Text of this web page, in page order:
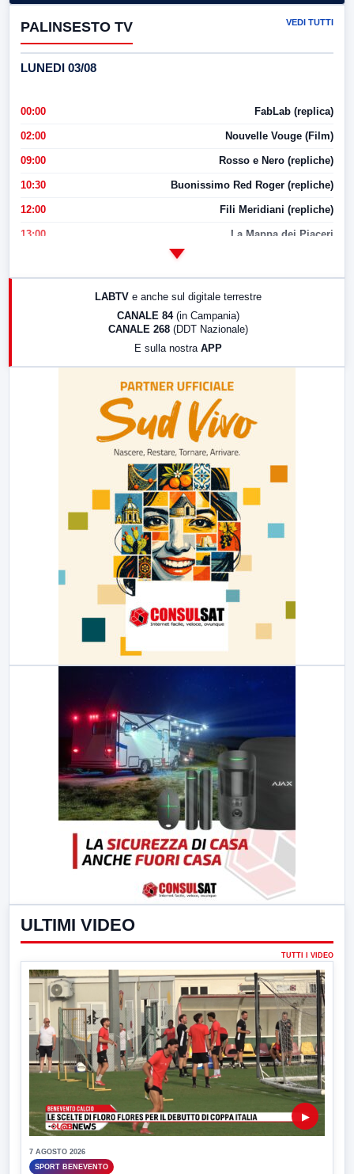
PALINSESTO TV VEDI TUTTI
LUNEDI 03/08
00:00 FabLab (replica)
02:00 Nouvelle Vouge (Film)
09:00 Rosso e Nero (repliche)
10:30 Buonissimo Red Roger (repliche)
12:00 Fili Meridiani (repliche)
13:00 La Mappa dei Piaceri
LABTV e anche sul digitale terrestre
CANALE 84 (in Campania)
CANALE 268 (DDT Nazionale)
E sulla nostra APP
ULTIMI VIDEO
TUTTI I VIDEO
▶
7 AGOSTO 2026
SPORT BENEVENTO